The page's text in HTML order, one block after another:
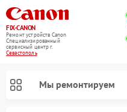
FIX-CANON
Ремонт устройств Canon
Специализированный
cервисный центр г.
Севастополь
Мы ремонтируем